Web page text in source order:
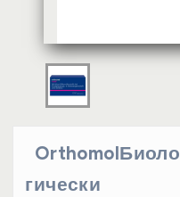
OrthomolБиоло
гически